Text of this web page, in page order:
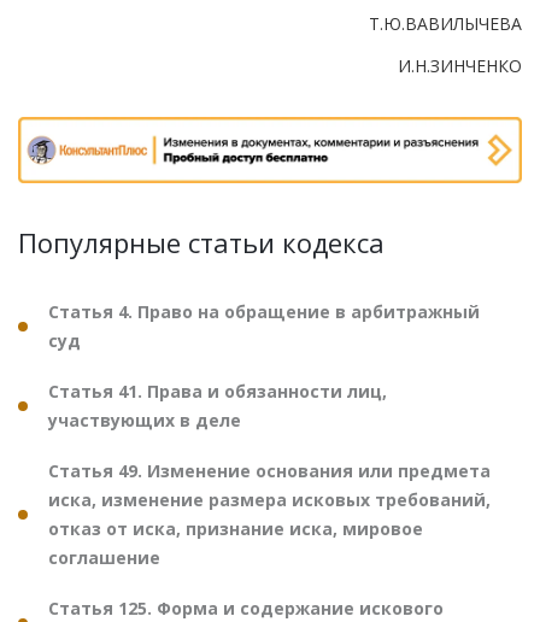
Т.Ю.ВАВИЛЫЧЕВА
И.Н.ЗИНЧЕНКО
Популярные статьи кодекса
Статья 4. Право на обращение в арбитражный
суд
Статья 41. Права и обязанности лиц,
участвующих в деле
Статья 49. Изменение основания или предмета
иска, изменение размера исковых требований,
отказ от иска, признание иска, мировое
соглашение
Статья 125. Форма и содержание искового